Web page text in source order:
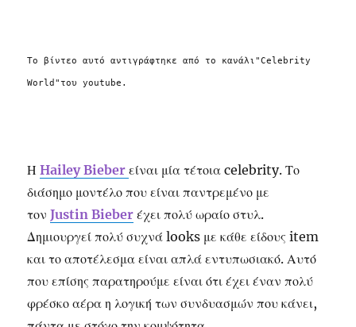
Το βίντεο αυτό αντιγράφτηκε από το κανάλι"Celebrity
World"του youtube.
ΗHaileyBieber είναι μία τέτοια celebrity. Το
διάσημο μοντέλο που είναι παντρεμένο με
τονJustinBieber έχει πολύ ωραίο στυλ.
Δημιουργεί πολύ συχνά looks με κάθε είδους item
και το αποτέλεσμα είναι απλά εντυπωσιακό. Αυτό
που επίσης παρατηρούμε είναι ότι έχει έναν πολύ
φρέσκο αέρα η λογική των συνδυασμών που κάνει,